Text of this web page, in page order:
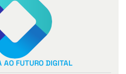
AO FUTURO DIGITAL